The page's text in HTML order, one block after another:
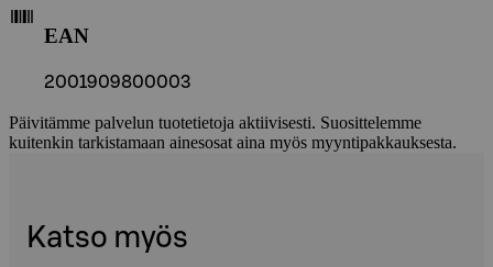
EAN
2001909800003
Päivitämme palvelun tuotetietoja aktiivisesti. Suosittelemme
kuitenkin tarkistamaan ainesosat aina myös myyntipakkauksesta.
Katso myös